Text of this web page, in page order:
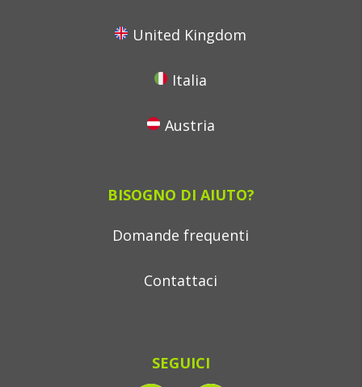
United Kingdom
Italia
Austria
BISOGNO DI AIUTO?
Domande frequenti
Contattaci
SEGUICI